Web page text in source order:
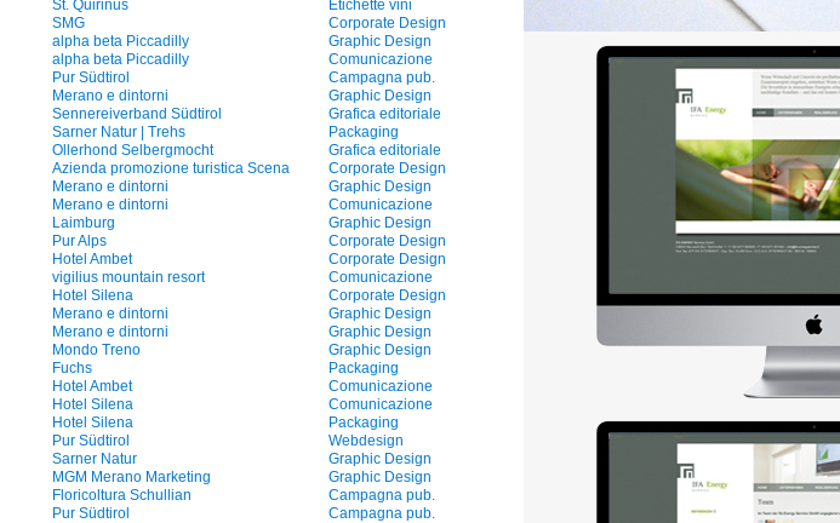
St. Quirinus
Etichette vini
SMG
Corporate Design
alpha beta Piccadilly
Graphic Design
alpha beta Piccadilly
Comunicazione
Pur Südtirol
Campagna pub.
Merano e dintorni
Graphic Design
Sennereiverband Südtirol
Grafica editoriale
Sarner Natur | Trehs
Packaging
Ollerhond Selbergmocht
Grafica editoriale
Azienda promozione turistica Scena
Corporate Design
Merano e dintorni
Graphic Design
Merano e dintorni
Comunicazione
Laimburg
Graphic Design
Pur Alps
Corporate Design
Hotel Ambet
Corporate Design
vigilius mountain resort
Comunicazione
Hotel Silena
Corporate Design
Merano e dintorni
Graphic Design
Merano e dintorni
Graphic Design
Mondo Treno
Graphic Design
Fuchs
Packaging
Hotel Ambet
Comunicazione
Hotel Silena
Comunicazione
Hotel Silena
Packaging
Pur Südtirol
Webdesign
Sarner Natur
Graphic Design
MGM Merano Marketing
Graphic Design
Floricoltura Schullian
Campagna pub.
Pur Südtirol
Campagna pub.